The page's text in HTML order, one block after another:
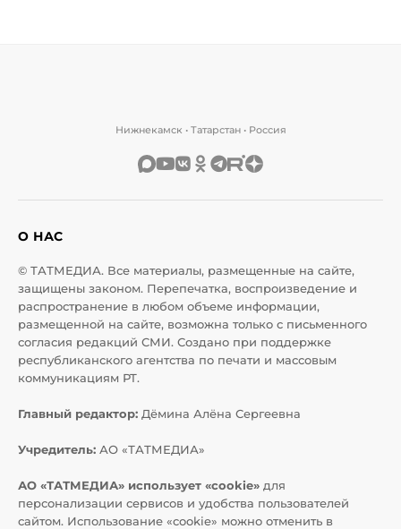
Нижнекамск • Татарстан • Россия
О НАС
© ТАТМЕДИА. Все материалы, размещенные на сайте,
защищены законом. Перепечатка, воспроизведение и
распространение в любом объеме информации,
размещенной на сайте, возможна только с письменного
согласия редакций СМИ. Создано при поддержке
республиканского агентства по печати и массовым
коммуникациям РТ.
Главный редактор: Дёмина Алёна Сергеевна
Учредитель: АО «ТАТМЕДИА»
АО «ТАТМЕДИА» использует «cookie» для
персонализации сервисов и удобства пользователей
сайтом. Использование «cookie» можно отменить в